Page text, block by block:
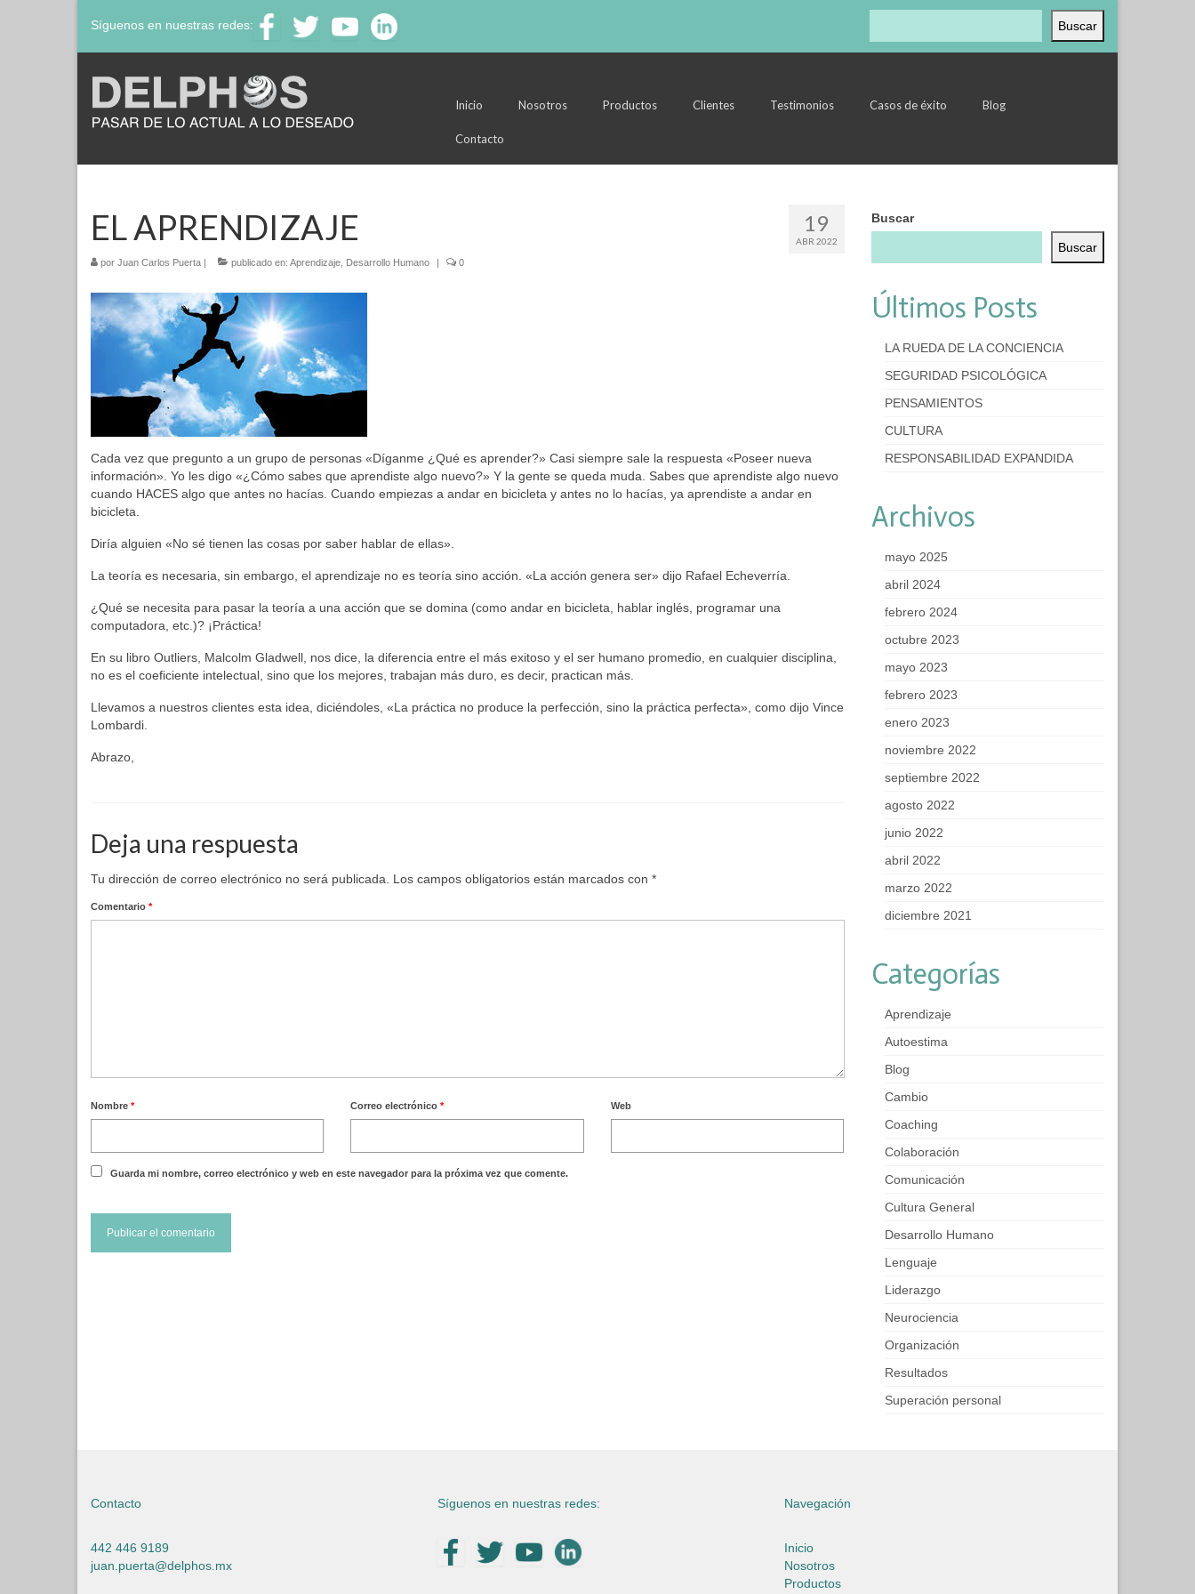
Síguenos en nuestras redes: Buscar
Inicio Nosotros Productos Clientes Testimonios Casos de éxito Blog
Contacto
19
ABR 2022
EL APRENDIZAJE
por Juan Carlos Puerta | publicado en: Aprendizaje Desarrollo Humano | 0
Cada vez que pregunto a un grupo de personas «Díganme ¿Qué es aprender?» Casi siempre sale la respuesta «Poseer nueva
información». Yo les digo «¿Cómo sabes que aprendiste algo nuevo?» Y la gente se queda muda. Sabes que aprendiste algo nuevo
cuando HACES algo que antes no hacías. Cuando empiezas a andar en bicicleta y antes no lo hacías, ya aprendiste a andar en
bicicleta.
Diría alguien «No sé tienen las cosas por saber hablar de ellas».
La teoría es necesaria, sin embargo, el aprendizaje no es teoría sino acción. «La acción genera ser» dijo Rafael Echeverría.
¿Qué se necesita para pasar la teoría a una acción que se domina (como andar en bicicleta, hablar inglés, programar una
computadora, etc.)? ¡Práctica!
En su libro Outliers, Malcolm Gladwell, nos dice, la diferencia entre el más exitoso y el ser humano promedio, en cualquier disciplina,
no es el coeficiente intelectual, sino que los mejores, trabajan más duro, es decir, practican más.
Llevamos a nuestros clientes esta idea, diciéndoles, «La práctica no produce la perfección, sino la práctica perfecta», como dijo Vince
Lombardi.
Abrazo,
Deja una respuesta
Tu dirección de correo electrónico no será publicada. Los campos obligatorios están marcados con *
Comentario *
Nombre * Correo electrónico* Web
Guarda mi nombre, correo electrónico y web en este navegador para la próxima vez que comente.
Buscar
Buscar
Últimos Posts
LA RUEDA DE LA CONCIENCIA
SEGURIDAD PSICOLÓGICA
PENSAMIENTOS
CULTURA
RESPONSABILIDAD EXPANDIDA
Archivos
mayo 2025
abril 2024
febrero 2024
octubre 2023
mayo 2023
febrero 2023
enero 2023
noviembre 2022
septiembre 2022
agosto 2022
junio 2022
abril 2022
marzo 2022
diciembre 2021
Categorías
Aprendizaje
Autoestima
Blog
Cambio
Coaching
Colaboración
Comunicación
Cultura General
Desarrollo Humano
Lenguaje
Liderazgo
Neurociencia
Organización
Resultados
Superación personal
Contacto
442 446 9189
juan.puerta@delphos.mx
Síguenos en nuestras redes: Navegación
Inicio
Nosotros
Productos